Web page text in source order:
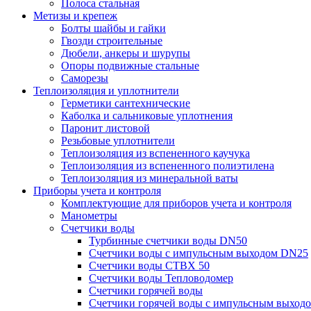
Полоса стальная
Метизы и крепеж
Болты шайбы и гайки
Гвозди строительные
Дюбели, анкеры и шурупы
Опоры подвижные стальные
Саморезы
Теплоизоляция и уплотнители
Герметики сантехнические
Каболка и сальниковые уплотнения
Паронит листовой
Резьбовые уплотнители
Теплоизоляция из вспененного каучука
Теплоизоляция из вспененного полиэтилена
Теплоизоляция из минеральной ваты
Приборы учета и контроля
Комплектующие для приборов учета и контроля
Манометры
Счетчики воды
Турбинные счетчики воды DN50
Счетчики воды с импульсным выходом DN25
Счетчики воды СТВХ 50
Счетчики воды Тепловодомер
Счетчики горячей воды
Счетчики горячей воды с импульсным